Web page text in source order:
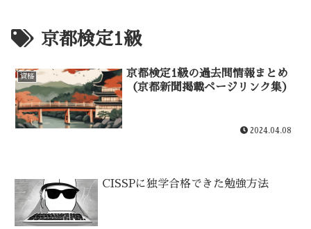
京都検定1級
資格
京都検定1級の過去問情報まとめ
（京都新聞掲載ページリンク集）
2024.04.08
CISSPに独学合格できた勉強方法